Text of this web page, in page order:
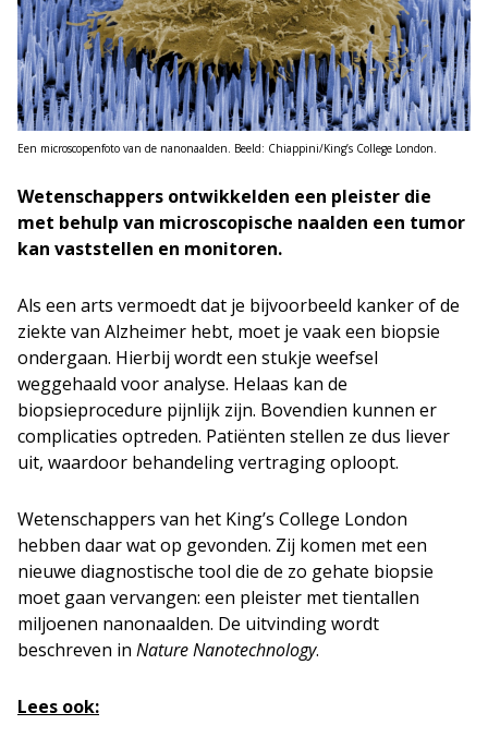
Een microscopenfoto van de nanonaalden. Beeld: Chiappini/King’s College London.
Wetenschappers ontwikkelden een pleister die
met behulp van microscopische naalden een tumor
kan vaststellen en monitoren.
Als een arts vermoedt dat je bijvoorbeeld kanker of de
ziekte van Alzheimer hebt, moet je vaak een biopsie
ondergaan. Hierbij wordt een stukje weefsel
weggehaald voor analyse. Helaas kan de
biopsieprocedure pijnlijk zijn. Bovendien kunnen er
complicaties optreden. Patiënten stellen ze dus liever
uit, waardoor behandeling vertraging oploopt.
Wetenschappers van het King’s College London
hebben daar wat op gevonden. Zij komen met een
nieuwe diagnostische tool die de zo gehate biopsie
moet gaan vervangen: een pleister met tientallen
miljoenen nanonaalden. De uitvinding wordt
beschreven in Nature Nanotechnology.
Lees ook: